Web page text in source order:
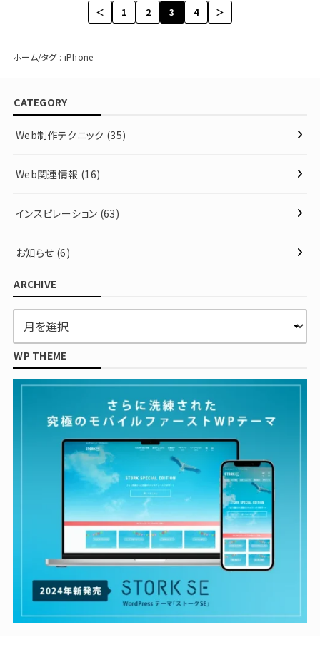
＜ 1 2 3 4 ＞
ホーム タグ : iPhone
CATEGORY
Web制作テクニック (35)
Web関連情報 (16)
インスピレーション (63)
お知らせ (6)
ARCHIVE
WP THEME